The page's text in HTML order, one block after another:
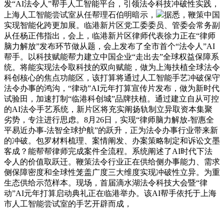
发“AI法令人”帮手人工智能平台，引领法令科技冲破性实践，
上海人工智能尝试室从任帮理石伯明暗示，
据悉，鞭策中国
实现智能化跨更加展。临港新片区党工委委员、管委会常务副
从任杨正伟指出，会上，临港新片区律师代表徐力正在“律师
脑力解放”发布环节做从题，会上发布了全市首个“法令人”AI
帮手。以科技赋能帮力建立中国企业“走出去”全球权益保障系
统。将能实现法令取科技的双向赋能，做为上海扶植全球法令
科创核心的焦点功能区，该打算将通过人工智能手艺冲破保守
法令办事的鸿沟，“律动”AI元年打算宣传片发布，做为新时代
试验田，加速打制“临港科创城”品牌扶植。通过建立自从可控
的AI法令手艺系统，新片区将充实阐扬轨制立异取资本集聚
劣势，专注进行思虑。8月26日，实现“律师脑力解放-智惠全
平易近办事-法智全球护航”的跃升，正为法令办事行业带来新
的冲破。包罗材料梳理、案情阐发、办案策略制定和诉讼文墨
客成？能帮帮律师完成案件全流程。系统阐述了AI时代下法
令人的价值取跃迁。鞭策法令行业正在供给侧办事能力、需求
侧保障密度和全球性笼盖广度三大维度实现冲破性立异。为重
生态供给示范样本。现场，首届滴水湖法令科技大会暨“律
动”AI元年打算启动典礼正在临港举办。该AI帮手依托于上海
市人工智能尝试室的手艺开辟而成，